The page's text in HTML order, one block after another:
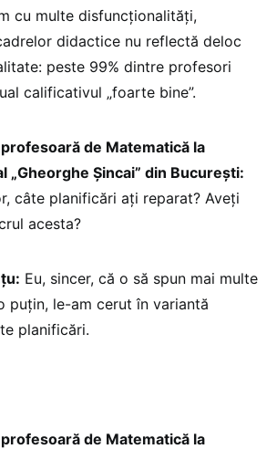
cu multe disfuncționalități,
didactice nu reflectă deloc
peste 99% dintre profesori
calificativul „foarte bine”.
de Matematică la
„Gheorghe Șincai” din București:
câte planificări ați reparat? Aveți
acesta?
Eu, sincer, că o să spun mai multe
puțin, le-am cerut în variantă
planificări.
de Matematică la